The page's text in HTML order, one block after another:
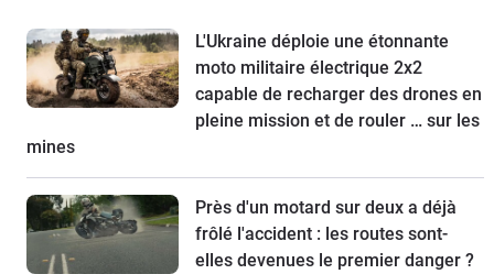
L'Ukraine déploie une étonnante
moto militaire électrique 2x2
capable de recharger des drones en
pleine mission et de rouler … sur les
mines
Près d'un motard sur deux a déjà
frôlé l'accident : les routes sont-
elles devenues le premier danger ?